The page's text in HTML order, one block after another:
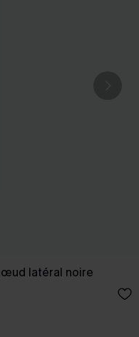
latéral noire